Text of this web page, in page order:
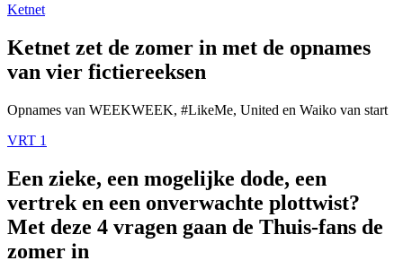
Ketnet
Ketnet zet de zomer in met de opnames
van vier fictiereeksen
Opnames van WEEKWEEK, #LikeMe, United en Waiko van start
VRT 1
Een zieke, een mogelijke dode, een
vertrek en een onverwachte plottwist?
Met deze 4 vragen gaan de Thuis-fans de
zomer in